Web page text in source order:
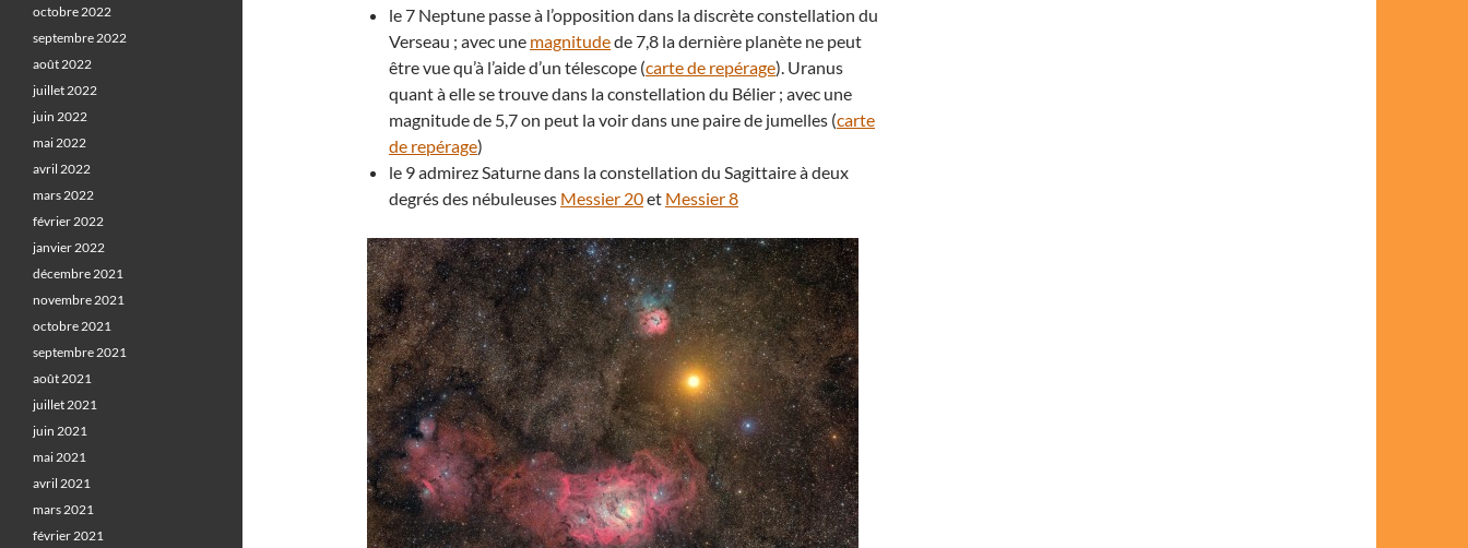
le 7 Neptune passe à l’opposition dans la discrète constellation du
Verseau ; avec une magnitudede 7,8 la dernière planète ne peut
être vue qu’à l’aide d’un télescope (carte de repérage). Uranus
quant à elle se trouve dans la constellation du Bélier ; avec une
magnitude de 5,7 on peut la voir dans une paire de jumelles (carte
de repérage)
le 9 admirez Saturne dans la constellation du Sagittaire à deux
degrés des nébuleuses Messier 20et Messier 8
octobre 2022
septembre 2022
août 2022
juillet 2022
juin 2022
mai 2022
avril 2022
mars 2022
février 2022
janvier 2022
décembre 2021
novembre 2021
octobre 2021
septembre 2021
août 2021
juillet 2021
juin 2021
mai 2021
avril 2021
mars 2021
février 2021